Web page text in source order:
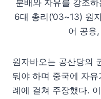
분배와 자유를 강조하
6대 총리(’03~13) 원
어 공용
원자바오는 공산당의
둬야 하며 중국에 자
례에 걸쳐 주장했다.